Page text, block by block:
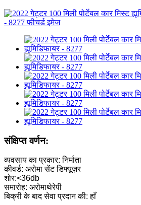
संक्षिप्त वर्णन:
व्यवसाय का प्रकार: निर्माता
कीवर्ड: अरोमा सेंट डिफ्यूज़र
शोर:<36db
समारोह: अरोमाथेरेपी
बिक्री के बाद सेवा प्रदान की: हाँ